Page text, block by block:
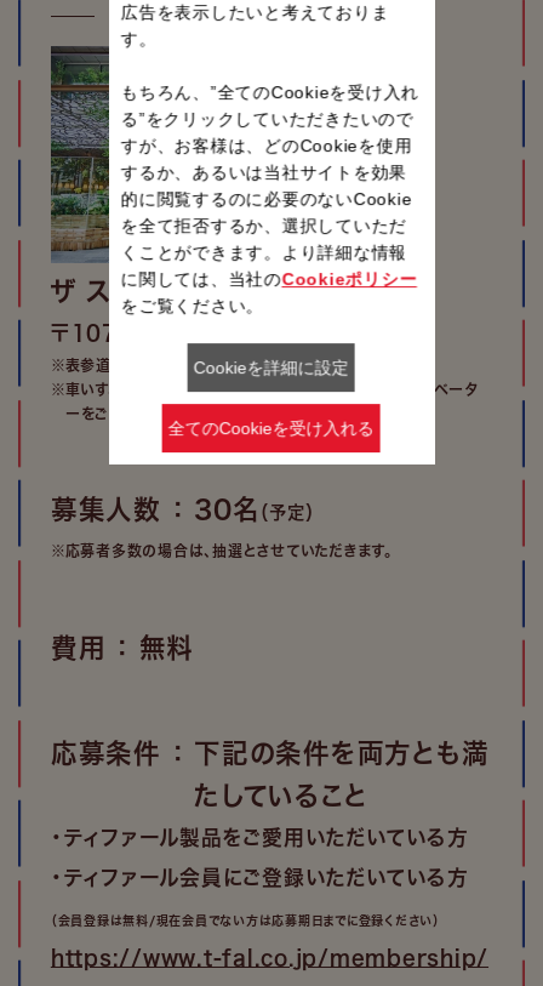
ザ ストリングス 表参道
〒107-0061 東京都港区北青山3-6-8
※表参道駅B5出口直結
※車いす、ベビーカーでご来館のお客様は、A1出口のエレベータ
ーをご利用ください。
募集人数 ： 30名 （予定）
※応募者多数の場合は、抽選とさせていただきます。
費用 ： 無料
応募条件 ： 下記の条件を両方とも満
たしていること
・ティファール製品をご愛用いただいている方
・ティファール会員にご登録いただいている方
（会員登録は無料/現在会員でない方は応募期日までに登録ください）
https://www.t-fal.co.jp/membership/
広告を表示したいと考えておりま
す。
もちろん、”全てのCookieを受け入れ
る”をクリックしていただきたいので
すが、お客様は、どのCookieを使用
するか、あるいは当社サイトを効果
的に閲覧するのに必要のないCookie
を全て拒否するか、選択していただ
くことができます。より詳細な情報
に関しては、当社のCookieポリシー
をご覧ください。
Cookieを詳細に設定
全てのCookieを受け入れる